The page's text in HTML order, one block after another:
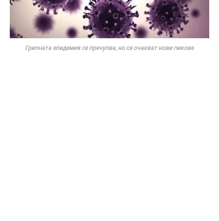
Грипната епидемия се пречупва, но се очакват нови пикове